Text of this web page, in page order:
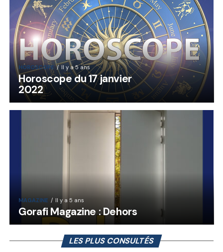
HOROSCOPE Il y a 5 ans
Horoscope du 17 janvier
2022
MAGAZINE Il y a 5 ans
Gorafi Magazine : Dehors
LES PLUS CONSULTÉS